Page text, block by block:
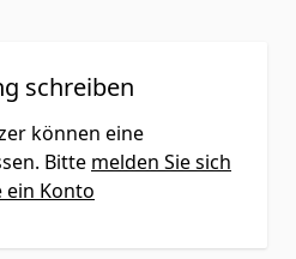
schreiben
können eine
Bitte melden Sie sich
ein Konto